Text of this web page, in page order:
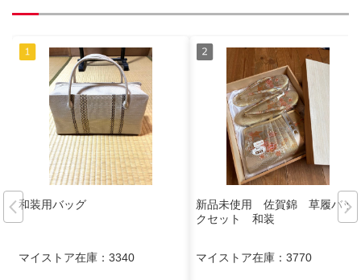
和装用バッグ
マイストア在庫： 3340
新品未使用 佐賀錦 草履バッ
クセット 和装
マイストア在庫： 3770